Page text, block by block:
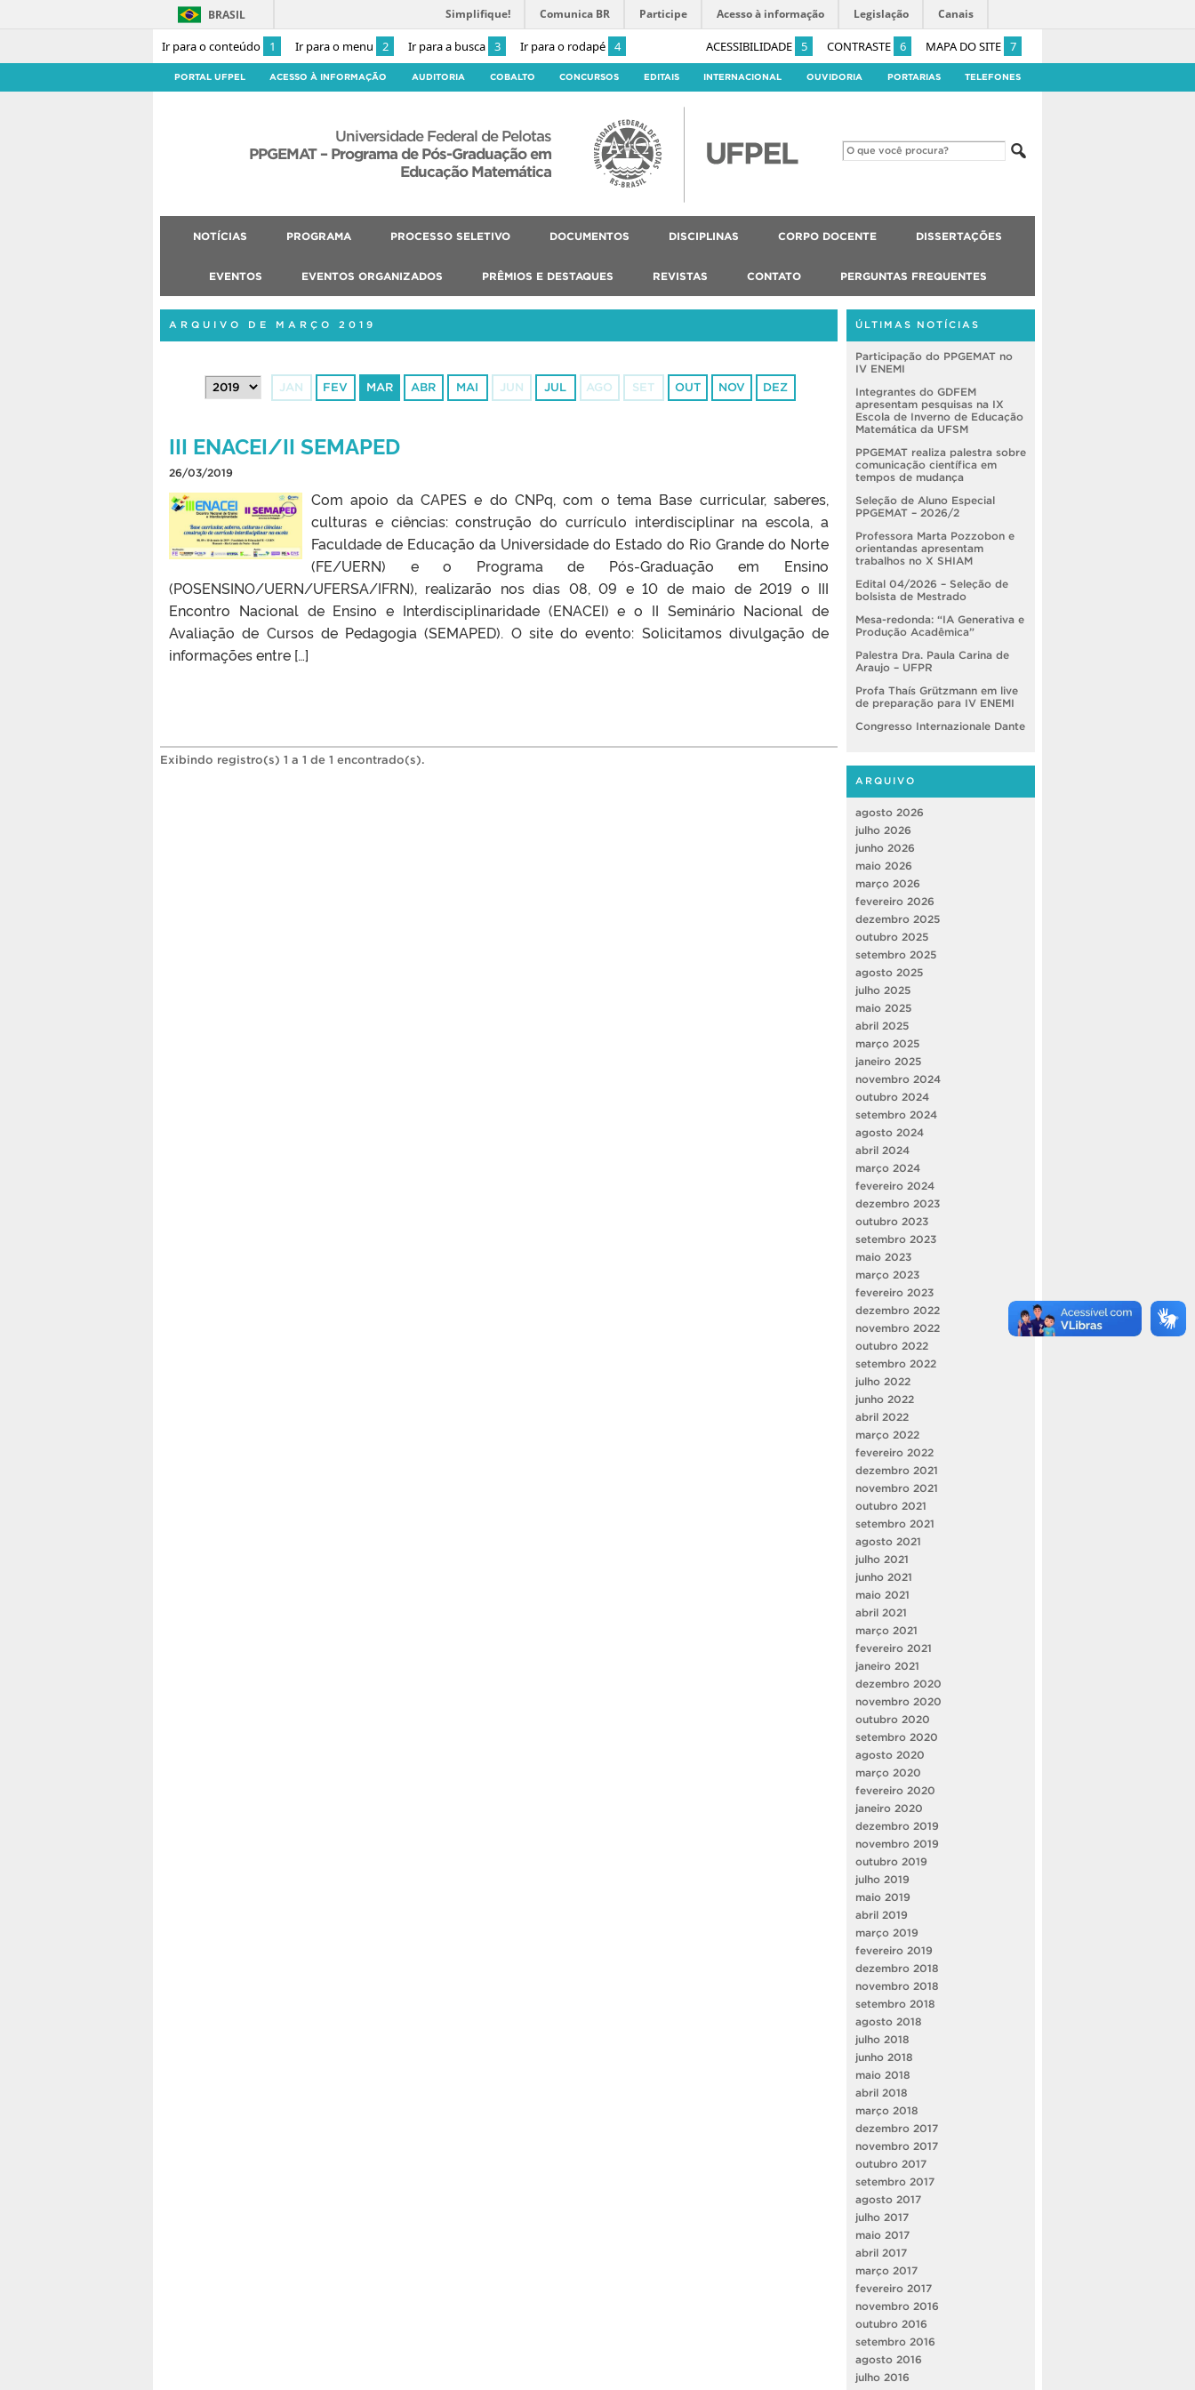
Ir para o conteúdo 1 Ir para o menu 2 Ir para a busca 3 Ir para o rodapé 4 ACESSIBILIDADE 5 CONTRASTE 6 MAPA DO SITE 7
BRASIL Simplifique! Comunica BR Participe Acesso à informação Legislação Canais
PORTAL UFPEL ACESSO À INFORMAÇÃO AUDITORIA COBALTO CONCURSOS EDITAIS INTERNACIONAL OUVIDORIA PORTARIAS TELEFONES
Universidade Federal de Pelotas
PPGEMAT – Programa de Pós-Graduação em
Educação Matemática
NOTÍCIAS PROGRAMA PROCESSO SELETIVO DOCUMENTOS DISCIPLINAS CORPO DOCENTE DISSERTAÇÕES
EVENTOS EVENTOS ORGANIZADOS PRÊMIOS E DESTAQUES REVISTAS CONTATO PERGUNTAS FREQUENTES
ARQUIVO DE MARÇO 2019
JAN FEV MAR ABR MAI JUN JUL AGO SET OUT NOV DEZ
III ENACEI/II SEMAPED
26/03/2019
Com apoio da CAPES e do CNPq, com o tema Base curricular, saberes,
culturas e ciências: construção do currículo interdisciplinar na escola, a
Faculdade de Educação da Universidade do Estado do Rio Grande do Norte
(FE/UERN) e o Programa de Pós-Graduação em Ensino
(POSENSINO/UERN/UFERSA/IFRN), realizarão nos dias 08, 09 e 10 de maio de 2019 o III
Encontro Nacional de Ensino e Interdisciplinaridade (ENACEI) e o II Seminário Nacional de
Avaliação de Cursos de Pedagogia (SEMAPED). O site do evento: Solicitamos divulgação de
informações entre […]
Exibindo registro(s) 1 a 1 de 1 encontrado(s).
ÚLTIMAS NOTÍCIAS
Participação do PPGEMAT no
IV ENEMI
Integrantes do GDFEM
apresentam pesquisas na IX
Escola de Inverno de Educação
Matemática da UFSM
PPGEMAT realiza palestra sobre
comunicação científica em
tempos de mudança
Seleção de Aluno Especial
PPGEMAT – 2026/2
Professora Marta Pozzobon e
orientandas apresentam
trabalhos no X SHIAM
Edital 04/2026 – Seleção de
bolsista de Mestrado
Mesa-redonda: “IA Generativa e
Produção Acadêmica”
Palestra Dra. Paula Carina de
Araujo – UFPR
Profa Thaís Grützmann em live
de preparação para IV ENEMI
Congresso Internazionale Dante
ARQUIVO
agosto 2026
julho 2026
junho 2026
maio 2026
março 2026
fevereiro 2026
dezembro 2025
outubro 2025
setembro 2025
agosto 2025
julho 2025
maio 2025
abril 2025
março 2025
janeiro 2025
novembro 2024
outubro 2024
setembro 2024
agosto 2024
abril 2024
março 2024
fevereiro 2024
dezembro 2023
outubro 2023
setembro 2023
maio 2023
março 2023
fevereiro 2023
dezembro 2022
novembro 2022
outubro 2022
setembro 2022
julho 2022
junho 2022
abril 2022
março 2022
fevereiro 2022
dezembro 2021
novembro 2021
outubro 2021
setembro 2021
agosto 2021
julho 2021
junho 2021
maio 2021
abril 2021
março 2021
fevereiro 2021
janeiro 2021
dezembro 2020
novembro 2020
outubro 2020
setembro 2020
agosto 2020
março 2020
fevereiro 2020
janeiro 2020
dezembro 2019
novembro 2019
outubro 2019
julho 2019
maio 2019
abril 2019
março 2019
fevereiro 2019
dezembro 2018
novembro 2018
setembro 2018
agosto 2018
julho 2018
junho 2018
maio 2018
abril 2018
março 2018
dezembro 2017
novembro 2017
outubro 2017
setembro 2017
agosto 2017
julho 2017
maio 2017
abril 2017
março 2017
fevereiro 2017
novembro 2016
outubro 2016
setembro 2016
agosto 2016
julho 2016